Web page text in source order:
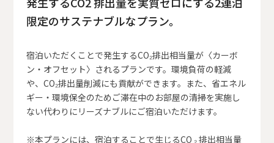
限定のサステナブルなプラン。
宿泊いただくことで発生するCO₂排出相当量が〈カーボ
ン・オフセット〉されるプランです。環境負荷の軽減
や、CO₂排出量削減にも貢献ができます。また、省エネル
ギー・環境保全のためご滞在中のお部屋の清掃を実施し
ない代わりにリーズナブルにご宿泊いただけます。
※本プランには、宿泊することで生じるCO ₂ 排出相当量